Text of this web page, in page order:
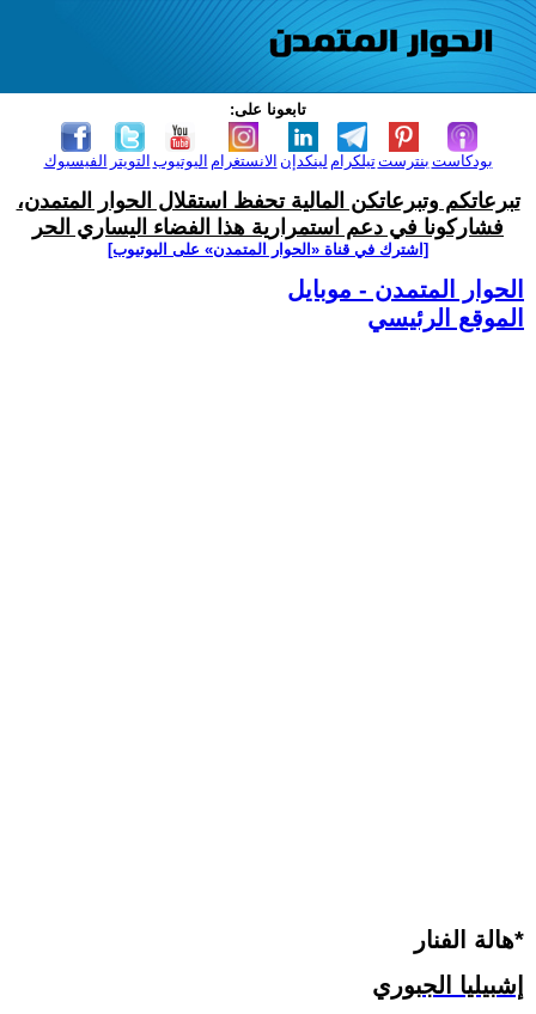
تابعونا على:
الفيسبوك التويتر اليوتيوب الانستغرام لينكدإن تيلكرامبنترست بودكاست
تبرعاتكم وتبرعاتكن المالية تحفظ استقلال الحوار المتمدن،
فشاركونا في دعم استمرارية هذا الفضاء اليساري الحر
[اشترك في قناة ‫«الحوار المتمدن» على اليوتيوب]
الحوار المتمدن - موبايل
الموقع الرئيسي
هالة الفنار*
إشبيليا الجبوري